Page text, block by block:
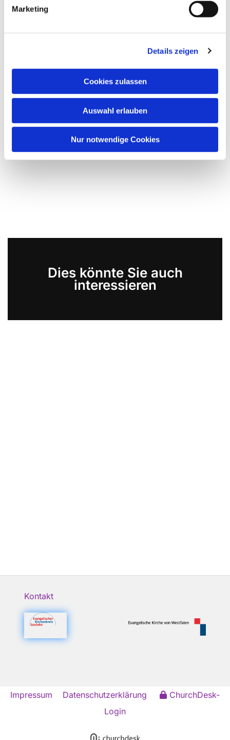
Marketing
Details zeigen
Cookies zulassen
Auswahl erlauben
Nur notwendige Cookies
bestimmte Aufenthaltstitel in Deutschland
Dies könnte Sie auch
interessieren
Kontakt
Impressum Datenschutzerklärung
ChurchDesk-
Login